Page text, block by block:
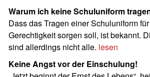
Warum ich keine Schuluniform
Dass das Tragen einer Schuluniform
Gerechtigkeit sorgen soll, ist bekannt.
sind allerdings nicht alle. lesen
Keine Angst vor der Einschulung!